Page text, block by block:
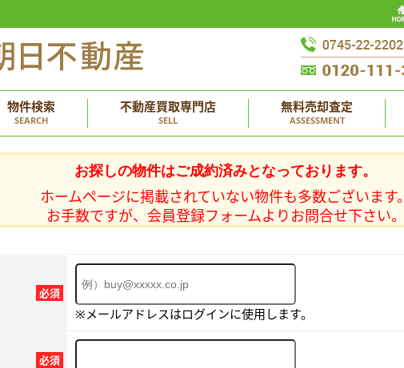
物件検索
SEARCH
不動産買取専門店
SELL
無料売却査定
ASSESSMENT
お探しの物件はご成約済みとなっております。
ホームページに掲載されていない物件も多数ございます。
お手数ですが、会員登録フォームよりお問合せ下さい。
必須
※メールアドレスはログインに使用します。
必須